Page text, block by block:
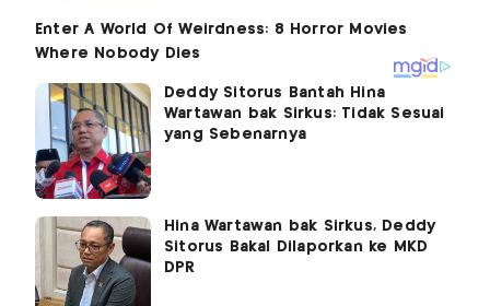
Deddy Sitorus Bantah Hina
Wartawan bak Sirkus: Tidak Sesuai
yang Sebenarnya
Hina Wartawan bak Sirkus, Deddy
Sitorus Bakal Dilaporkan ke MKD
DPR